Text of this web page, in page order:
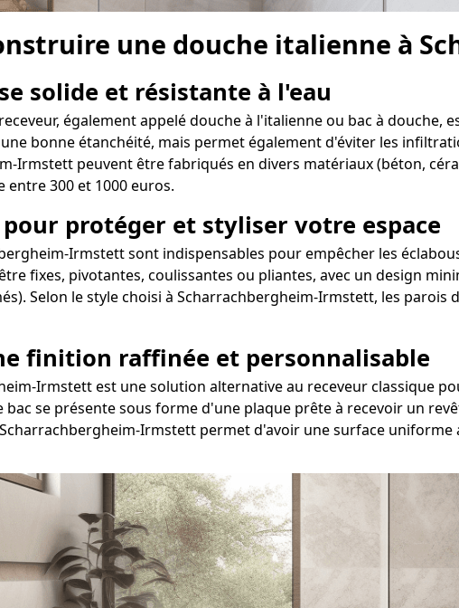
une douche italienne à
solide et résistante à l'eau
également appelé douche à l'italienne ou bac à douche,
bonne étanchéité, mais permet également d'éviter les
Irmstett peuvent être fabriqués en divers matériaux (béton,
entre 300 et 1000 euros.
pour protéger et styliser votre espace
Irmstett sont indispensables pour empêcher les
fixes, pivotantes, coulissantes ou pliantes, avec un design
Selon le style choisi à Scharrachbergheim-Irmstett, les
finition raffinée et personnalisable
Irmstett est une solution alternative au receveur classique
se présente sous forme d'une plaque prête à recevoir un
Irmstett permet d'avoir une surface